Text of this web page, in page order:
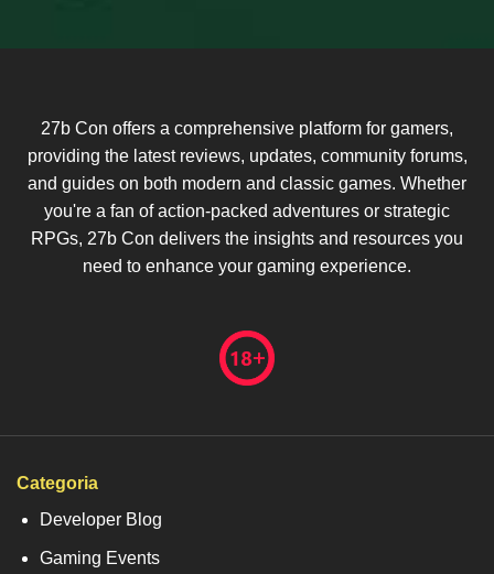
27b Con offers a comprehensive platform for gamers,
providing the latest reviews, updates, community forums,
and guides on both modern and classic games. Whether
you're a fan of action-packed adventures or strategic
RPGs, 27b Con delivers the insights and resources you
need to enhance your gaming experience.
Categoria
Developer Blog
Gaming Events